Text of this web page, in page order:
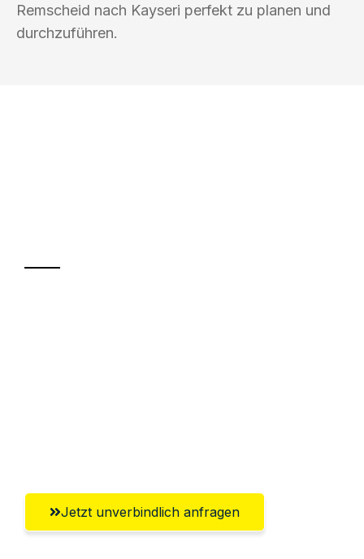
Remscheid nach Kayseri perfekt zu planen und
durchzuführen.
Jetzt unverbindlich anfragen